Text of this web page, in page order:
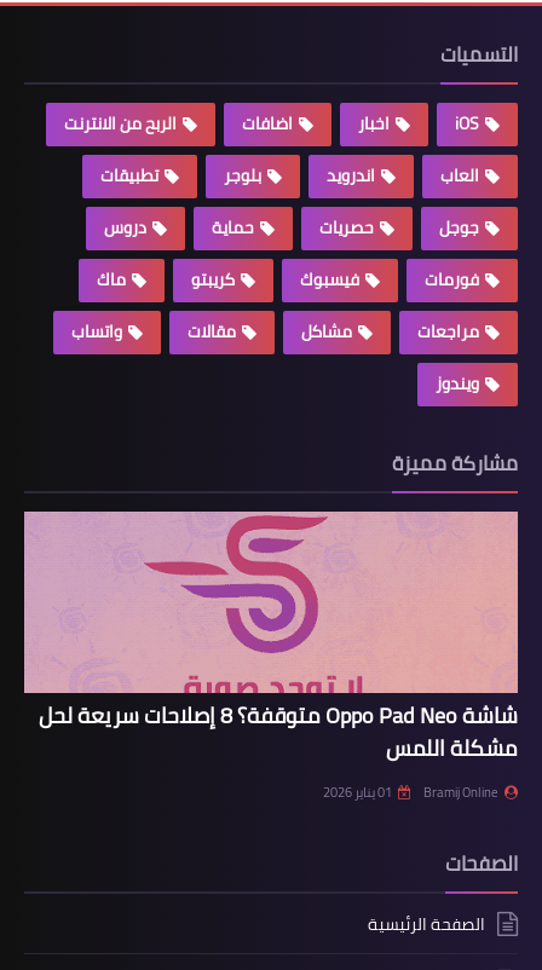
التسميات
iOS اخبار اضافات
الربح من الانترنت
العاب
اندرويد بلوجر
تطبيقات
جوجل
حصريات حماية
دروس
فورمات
فيسبوك كريبتو
ماك
مراجعات
مشاكل مقالات
واتساب
ويندوز
مشاركة مميزة
شاشة Oppo Pad Neo متوقفة؟ 8 إصلاحات سريعة لحل
مشكلة اللمس
Bramij Online 01 يناير 2026
الصفحات
الصفحة الرئيسية